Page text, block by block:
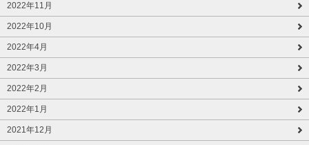
2022年11月
2022年10月
2022年4月
2022年3月
2022年2月
2022年1月
2021年12月